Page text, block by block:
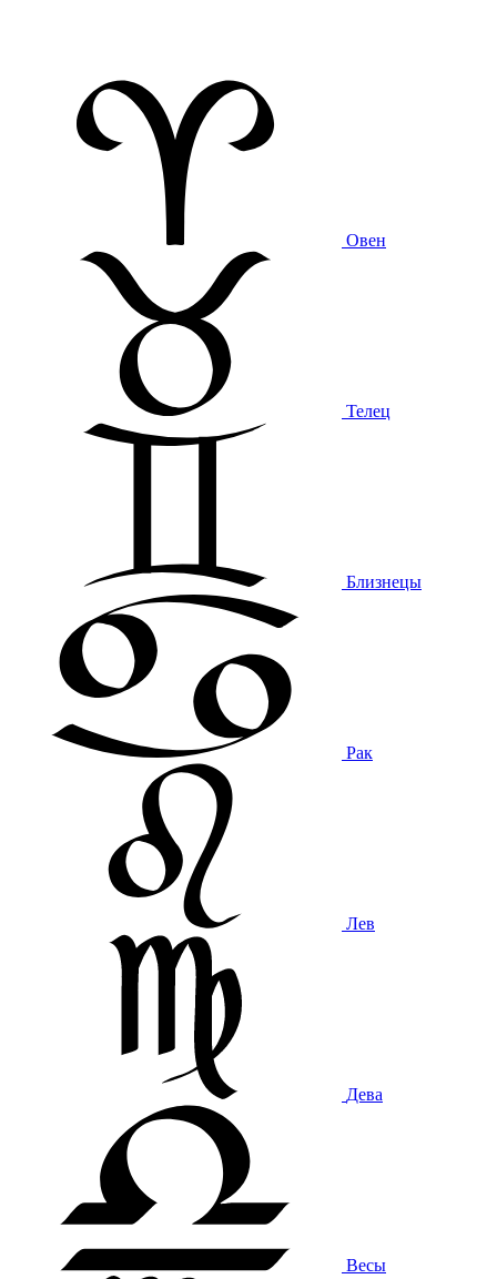
Овен
Телец
Близнецы
Рак
Лев
Дева
Весы